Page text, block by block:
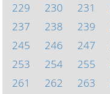
229
230 231
237
238 239
245
246 247
253
254 255
261
262 263